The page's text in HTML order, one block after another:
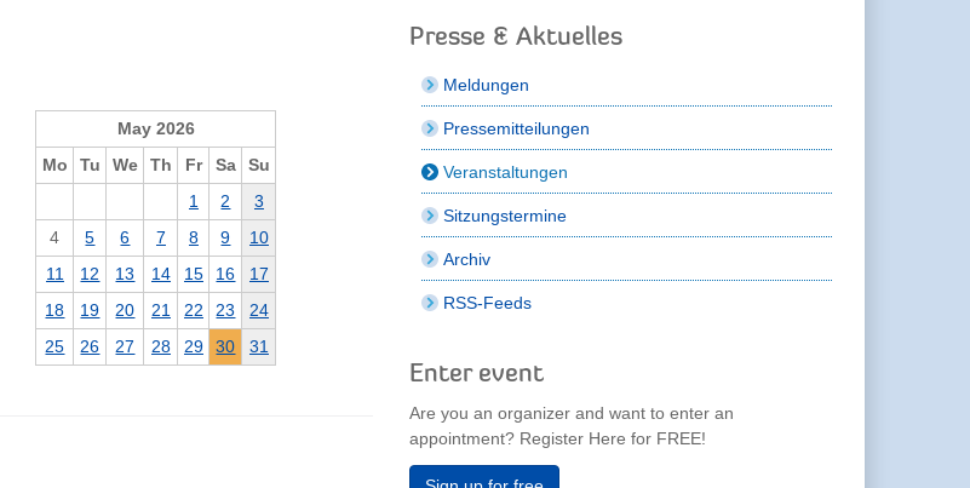
May 2026
Mo
Tu We Th Fr Sa
Su
1
2
3
4
5 6 7 8 9
10
11
12 13 14 15 16
17
18
19 20 21 22 23
24
25
26 27 28 29 30 31
Presse & Aktuelles
Meldungen
Pressemitteilungen
Veranstaltungen
Sitzungstermine
Archiv
RSS-Feeds
Enter event
Are you an organizer and want to enter an
appointment? Register Here for FREE!